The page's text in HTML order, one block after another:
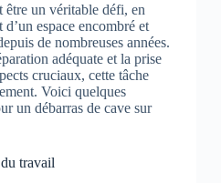
être un véritable défi, en
espace encombré et
de nombreuses années.
adéquate et la prise
cruciaux, cette tâche
Voici quelques
un débarras de cave sur
travail